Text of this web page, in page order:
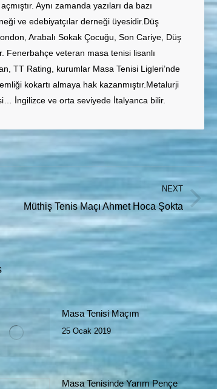
Aynı zamanda yazıları da bazı
ve edebiyatçılar derneği üyesidir.Düş
Arabalı Sokak Çocuğu, Son Cariye, Düş
Fenerbahçe veteran masa tenisi lisanlı
TT Rating, kurumlar Masa Tenisi Ligleri’nde
kokartı almaya hak kazanmıştır.Metalurji
İngilizce ve orta seviyede İtalyanca bilir.
NEXT
Müthiş Tenis Maçı Ahmet Hoca Şokta
Masa Tenisi Maçım
25 Ocak 2019
Masa Tenisinde Yarım Pençe